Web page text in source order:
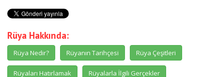
Rüya Hakkında:
Rüya Nedir? Rüyanın Tarihçesi Rüya Çeşitleri
Rüyaları Hatırlamak Rüyalarla İlgili Gerçekler